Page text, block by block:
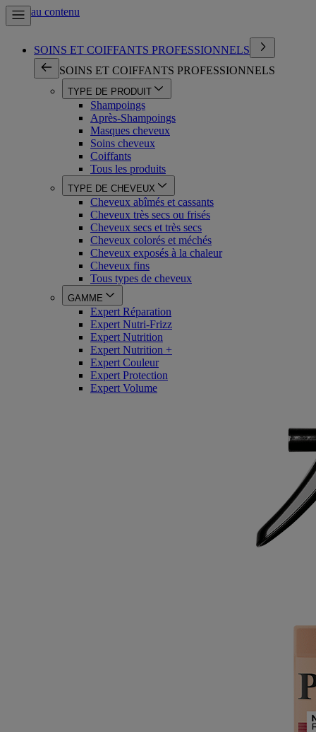
Aller au contenu
SOINS ET COIFFANTS PROFESSIONNELS
SOINS ET COIFFANTS PROFESSIONNELS
TYPE DE PRODUIT
Shampoings
Après-Shampoings
Masques cheveux
Soins cheveux
Coiffants
Tous les produits
TYPE DE CHEVEUX
Cheveux abîmés et cassants
Cheveux très secs ou frisés
Cheveux secs et très secs
Cheveux colorés et méchés
Cheveux exposés à la chaleur
Cheveux fins
Tous types de cheveux
GAMME
Expert Réparation
Expert Nutri-Frizz
Expert Nutrition
Expert Nutrition +
Expert Couleur
Expert Protection
Expert Volume